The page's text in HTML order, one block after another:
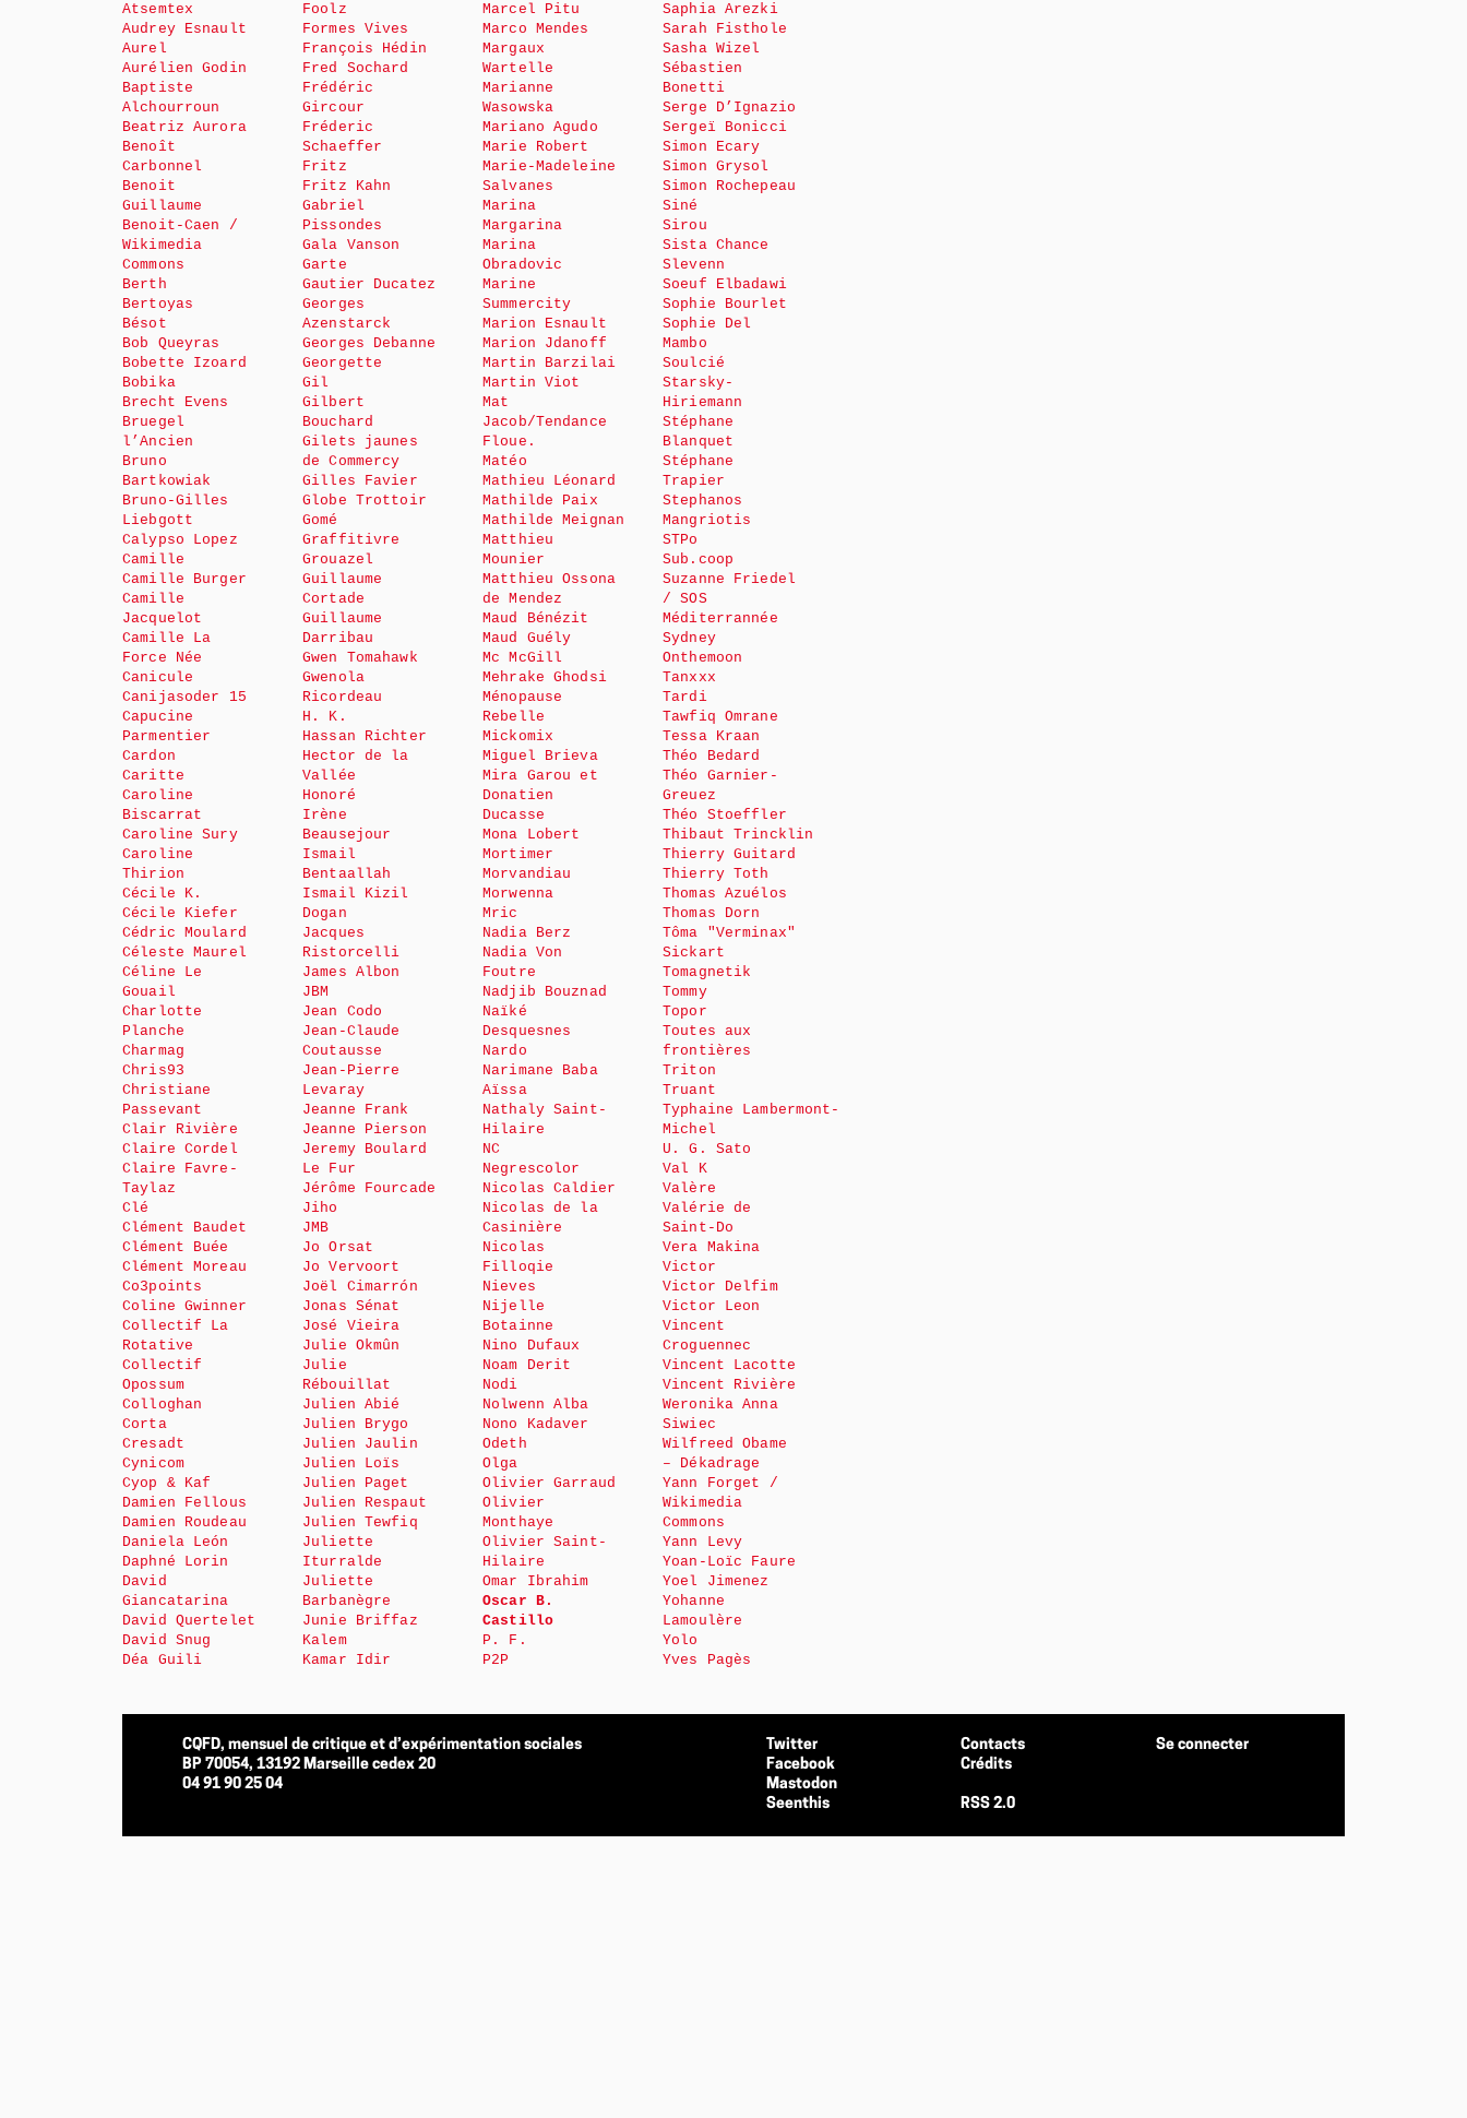
Atsemtex
Audrey Esnault
Aurel
Aurélien Godin
Baptiste
Alchourroun
Beatriz Aurora
Benoît
Carbonnel
Benoit
Guillaume
Benoit-Caen /
Wikimedia
Commons
Berth
Bertoyas
Bésot
Bob Queyras
Bobette Izoard
Bobika
Brecht Evens
Bruegel
l’Ancien
Bruno
Bartkowiak
Bruno-Gilles
Liebgott
Calypso Lopez
Camille
Camille Burger
Camille
Jacquelot
Camille La
Force Née
Canicule
Canijasoder 15
Capucine
Parmentier
Cardon
Caritte
Caroline
Biscarrat
Caroline Sury
Caroline
Thirion
Cécile K.
Cécile Kiefer
Cédric Moulard
Céleste Maurel
Céline Le
Gouail
Charlotte
Planche
Charmag
Chris93
Christiane
Passevant
Clair Rivière
Claire Cordel
Claire Favre-
Taylaz
Clé
Clément Baudet
Clément Buée
Clément Moreau
Co3points
Coline Gwinner
Collectif La
Rotative
Collectif
Opossum
Colloghan
Corta
Cresadt
Cynicom
Cyop & Kaf
Damien Fellous
Damien Roudeau
Daniela León
Daphné Lorin
David
Giancatarina
David Quertelet
David Snug
Déa Guili
Foolz
Formes Vives
François Hédin
Fred Sochard
Frédéric
Gircour
Fréderic
Schaeffer
Fritz
Fritz Kahn
Gabriel
Pissondes
Gala Vanson
Garte
Gautier Ducatez
Georges
Azenstarck
Georges Debanne
Georgette
Gil
Gilbert
Bouchard
Gilets jaunes
de Commercy
Gilles Favier
Globe Trottoir
Gomé
Graffitivre
Grouazel
Guillaume
Cortade
Guillaume
Darribau
Gwen Tomahawk
Gwenola
Ricordeau
H. K.
Hassan Richter
Hector de la
Vallée
Honoré
Irène
Beausejour
Ismail
Bentaallah
Ismail Kizil
Dogan
Jacques
Ristorcelli
James Albon
JBM
Jean Codo
Jean-Claude
Coutausse
Jean-Pierre
Levaray
Jeanne Frank
Jeanne Pierson
Jeremy Boulard
Le Fur
Jérôme Fourcade
Jiho
JMB
Jo Orsat
Jo Vervoort
Joël Cimarrón
Jonas Sénat
José Vieira
Julie Okmûn
Julie
Rébouillat
Julien Abié
Julien Brygo
Julien Jaulin
Julien Loïs
Julien Paget
Julien Respaut
Julien Tewfiq
Juliette
Iturralde
Juliette
Barbanègre
Junie Briffaz
Kalem
Kamar Idir
Marcel Pitu
Marco Mendes
Margaux
Wartelle
Marianne
Wasowska
Mariano Agudo
Marie Robert
Marie-Madeleine
Salvanes
Marina
Margarina
Marina
Obradovic
Marine
Summercity
Marion Esnault
Marion Jdanoff
Martin Barzilai
Martin Viot
Mat
Jacob/Tendance
Floue.
Matéo
Mathieu Léonard
Mathilde Paix
Mathilde Meignan
Matthieu
Mounier
Matthieu Ossona
de Mendez
Maud Bénézit
Maud Guély
Mc McGill
Mehrake Ghodsi
Ménopause
Rebelle
Mickomix
Miguel Brieva
Mira Garou et
Donatien
Ducasse
Mona Lobert
Mortimer
Morvandiau
Morwenna
Mric
Nadia Berz
Nadia Von
Foutre
Nadjib Bouznad
Naïké
Desquesnes
Nardo
Narimane Baba
Aïssa
Nathaly Saint-
Hilaire
NC
Negrescolor
Nicolas Caldier
Nicolas de la
Casinière
Nicolas
Filloqie
Nieves
Nijelle
Botainne
Nino Dufaux
Noam Derit
Nodi
Nolwenn Alba
Nono Kadaver
Odeth
Olga
Olivier Garraud
Olivier
Monthaye
Olivier Saint-
Hilaire
Omar Ibrahim
Oscar B.
Castillo
P. F.
P2P
Saphia Arezki
Sarah Fisthole
Sasha Wizel
Sébastien
Bonetti
Serge D’Ignazio
Sergeï Bonicci
Simon Ecary
Simon Grysol
Simon Rochepeau
Siné
Sirou
Sista Chance
Slevenn
Soeuf Elbadawi
Sophie Bourlet
Sophie Del
Mambo
Soulcié
Starsky-
Hiriemann
Stéphane
Blanquet
Stéphane
Trapier
Stephanos
Mangriotis
STPo
Sub.coop
Suzanne Friedel
/ SOS
Méditerrannée
Sydney
Onthemoon
Tanxxx
Tardi
Tawfiq Omrane
Tessa Kraan
Théo Bedard
Théo Garnier-
Greuez
Théo Stoeffler
Thibaut Trincklin
Thierry Guitard
Thierry Toth
Thomas Azuélos
Thomas Dorn
Tôma "Verminax"
Sickart
Tomagnetik
Tommy
Topor
Toutes aux
frontières
Triton
Truant
Typhaine Lambermont-
Michel
U. G. Sato
Val K
Valère
Valérie de
Saint-Do
Vera Makina
Victor
Victor Delfim
Victor Leon
Vincent
Croguennec
Vincent Lacotte
Vincent Rivière
Weronika Anna
Siwiec
Wilfreed Obame
– Dékadrage
Yann Forget /
Wikimedia
Commons
Yann Levy
Yoan-Loïc Faure
Yoel Jimenez
Yohanne
Lamoulère
Yolo
Yves Pagès
CQFD, mensuel de critique et d’expérimentation sociales
BP 70054, 13192 Marseille cedex 20
04 91 90 25 04
Twitter
Facebook
Mastodon
Seenthis
Contacts
Crédits
RSS 2.0
Se connecter